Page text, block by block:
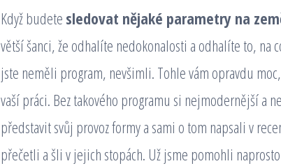
Když budete sledovat nějaké parametry na
větší šanci, že odhalíte nedokonalosti a odhalíte to, na
jste neměli program, nevšimli. Tohle vám opravdu
vaší práci. Bez takového programu si nejmodernější a
představit svůj provoz formy a sami o tom napsali v
přečetli a šli v jejich stopách. Už jsme pomohli